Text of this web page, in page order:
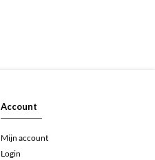
Account
Mijn account
Login